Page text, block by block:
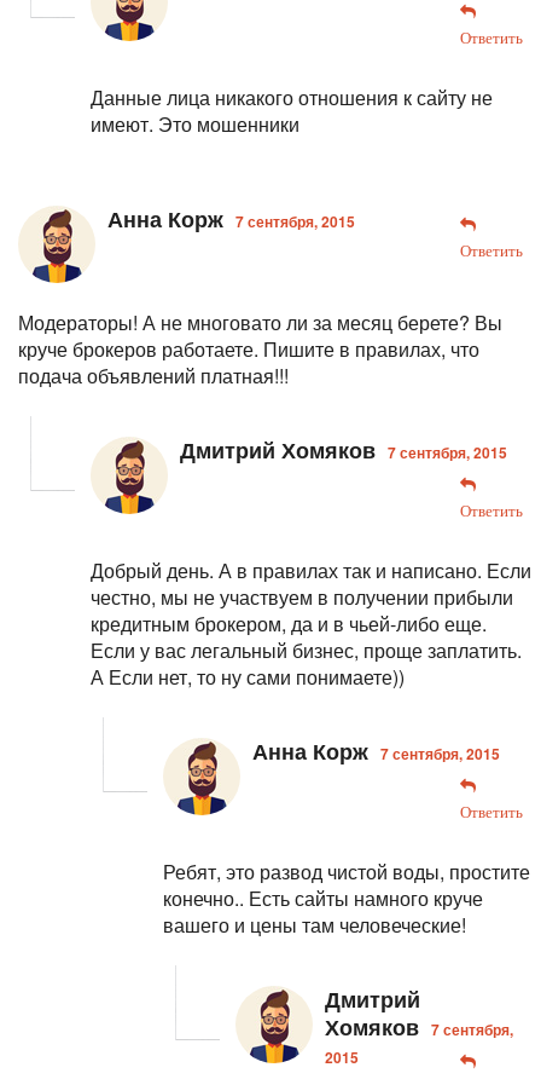
Ответить
Данные лица никакого отношения к сайту не
имеют. Это мошенники
Анна Корж 7 сентября, 2015
Ответить
Модераторы! А не многовато ли за месяц берете? Вы
круче брокеров работаете. Пишите в правилах, что
подача объявлений платная!!!
Дмитрий Хомяков 7 сентября, 2015
Ответить
Добрый день. А в правилах так и написано. Если
честно, мы не участвуем в получении прибыли
кредитным брокером, да и в чьей-либо еще.
Если у вас легальный бизнес, проще заплатить.
А Если нет, то ну сами понимаете))
Анна Корж 7 сентября, 2015
Ответить
Ребят, это развод чистой воды, простите
конечно.. Есть сайты намного круче
вашего и цены там человеческие!
Дмитрий
Хомяков 7 сентября,
2015